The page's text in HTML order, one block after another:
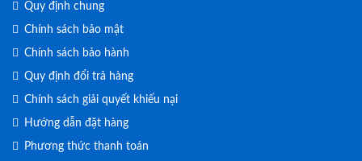
Quy định chung
Chính sách bảo mật
Chính sách bảo hành
Quy định đổi trả hàng
Chính sách giải quyết khiếu nại
Hướng dẫn đặt hàng
Phương thức thanh toán